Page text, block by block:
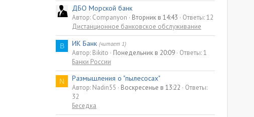
ДБО Морской банк
Автор: Companyon Вторник в 14:43
Ответы: 12
Дистанционное банковское обслуживание
B ИК Банк (читает 1)
Автор: Bikito Понедельник в 20:09 Ответы: 1
Банки России
N Размышления о "пылесосах"
Автор: Nadin55 Воскресенье в 13:22
Ответы:
32
Беседка